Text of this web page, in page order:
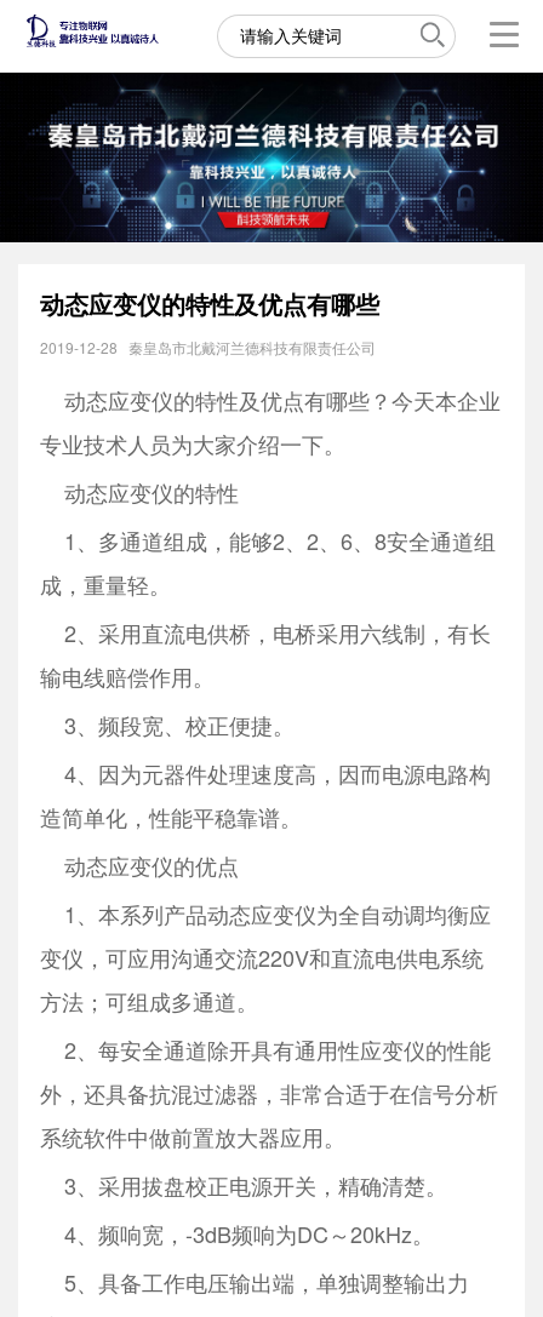
动态应变仪的特性及优点有哪些
2019-12-28 秦皇岛市北戴河兰德科技有限责任公司
动态应变仪的特性及优点有哪些？今天本企业
专业技术人员为大家介绍一下。
动态应变仪的特性
1、多通道组成，能够2、2、6、8安全通道组
成，重量轻。
2、采用直流电供桥，电桥采用六线制，有长
输电线赔偿作用。
3、频段宽、校正便捷。
4、因为元器件处理速度高，因而电源电路构
造简单化，性能平稳靠谱。
动态应变仪的优点
1、本系列产品动态应变仪为全自动调均衡应
变仪，可应用沟通交流220V和直流电供电系统
方法；可组成多通道。
2、每安全通道除开具有通用性应变仪的性能
外，还具备抗混过滤器，非常合适于在信号分析
系统软件中做前置放大器应用。
3、采用拔盘校正电源开关，精确清楚。
4、频响宽，-3dB频响为DC～20kHz。
5、具备工作电压输出端，单独调整输出力